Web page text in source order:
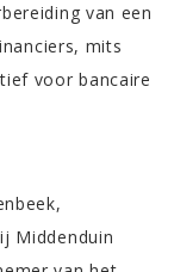
van een
mits
voor bancaire
Middenduin